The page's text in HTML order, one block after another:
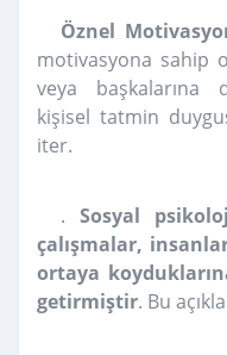
Öznel
motivasyona sahip
veya başkalarına
kişisel tatmin
iter.
. Sosyal
çalışmalar,
ortaya
getirmiştir. Bu